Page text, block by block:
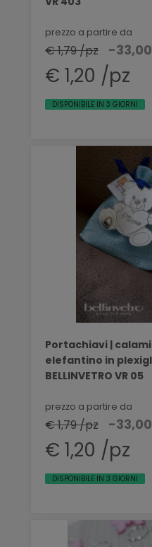
prezzo a partire da
€ 1,79 /pz -
€ 1,20 /pz
DISPONIBILE IN 3 GIORNI
Portachiavi |
elefantino in
BELLINVETRO VR 05
prezzo a partire da
€ 1,79 /pz -
€ 1,20 /pz
DISPONIBILE IN 3 GIORNI